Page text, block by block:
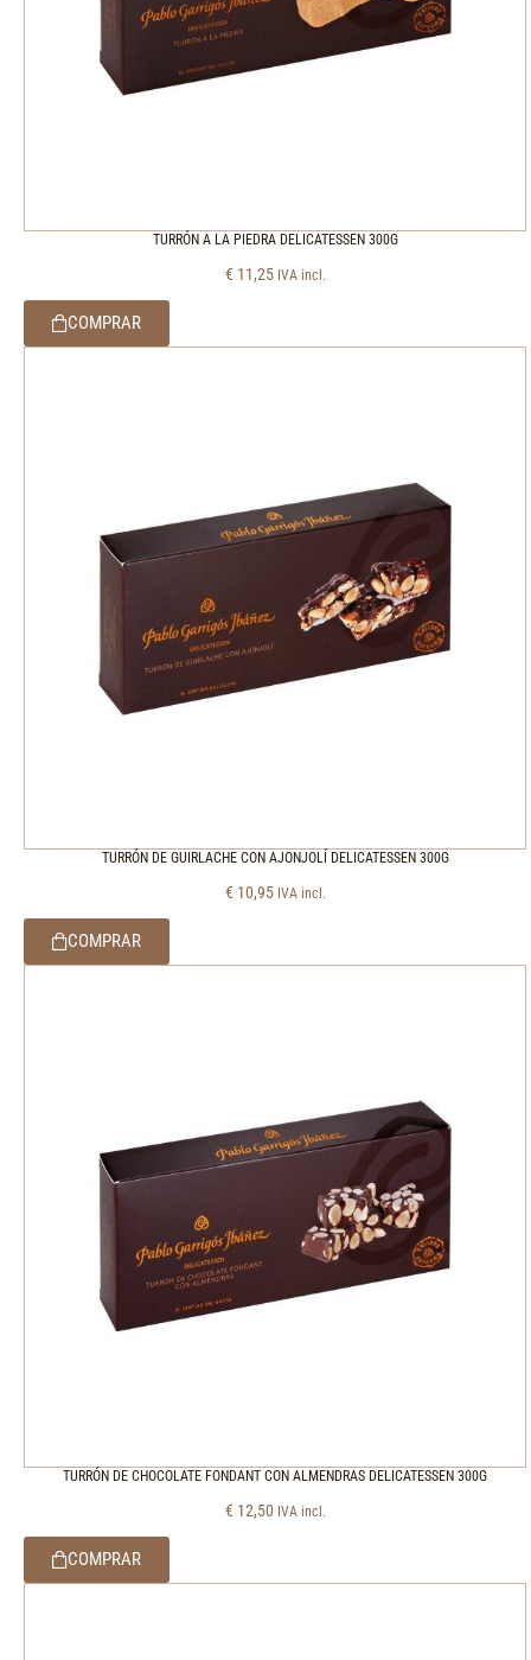
TURRÓN A LA PIEDRA DELICATESSEN 300G
€ 11,25 IVA incl.
COMPRAR
TURRÓN DE GUIRLACHE CON AJONJOLÍ DELICATESSEN 300G
€ 10,95 IVA incl.
COMPRAR
TURRÓN DE CHOCOLATE FONDANT CON ALMENDRAS DELICATESSEN 300G
€ 12,50 IVA incl.
COMPRAR